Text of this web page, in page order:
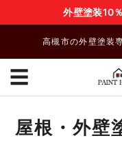
外壁塗装10
高槻市の外壁塗装
☰
屋根・外壁